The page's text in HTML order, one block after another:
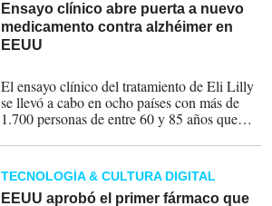
Ensayo clínico abre puerta a nuevo
medicamento contra alzhéimer en
EEUU
El ensayo clínico del tratamiento de Eli Lilly
se llevó a cabo en ocho países con más de
1.700 personas de entre 60 y 85 años que
de la enfermedad.
TECNOLOGÍA & CULTURA DIGITAL
EEUU aprobó el primer fármaco que